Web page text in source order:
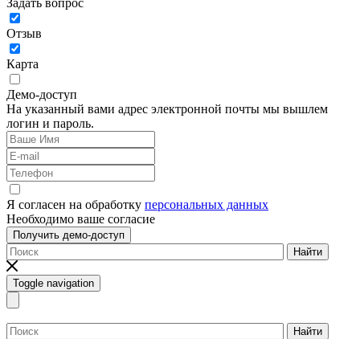
Задать вопрос
Отзыв
Карта
Демо-доступ
На указанный вами адрес электронной почты мы вышлем
логин и пароль.
Я согласен на обработку персональных данных
Необходимо ваше согласие
Получить демо-доступ
Найти
Toggle navigation
Найти